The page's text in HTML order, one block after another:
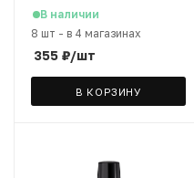
В наличии
8 шт - в 4 магазинах
355 ₽/шт
В КОРЗИНУ